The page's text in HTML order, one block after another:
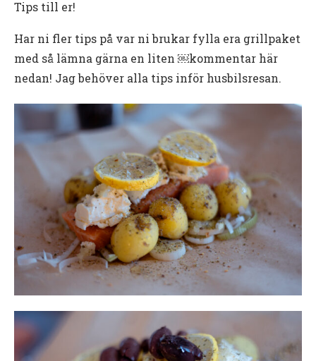
Tips till er!
Har ni fler tips på var ni brukar fylla era grillpaket
med så lämna gärna en liten ￼kommentar här
nedan! Jag behöver alla tips inför husbilsresan.